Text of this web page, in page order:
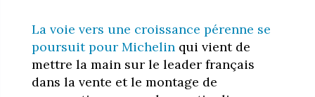
La voie vers une croissance pérenne se
poursuit pour Michelinqui vient de
mettre la main sur le leader français
dans la vente et le montage de